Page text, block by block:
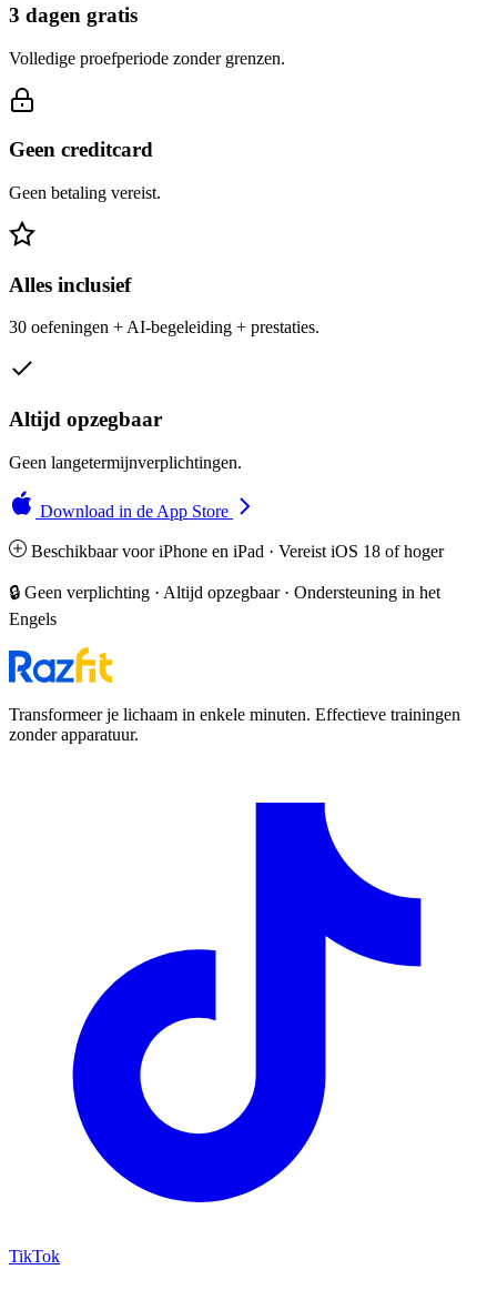
3 dagen gratis
Volledige proefperiode zonder grenzen.
Geen creditcard
Geen betaling vereist.
Alles inclusief
30 oefeningen + AI-begeleiding + prestaties.
Altijd opzegbaar
Geen langetermijnverplichtingen.
Download in de App Store
Beschikbaar voor iPhone en iPad · Vereist iOS 18 of hoger
🔒 Geen verplichting · Altijd opzegbaar · Ondersteuning in het
Engels
Transformeer je lichaam in enkele minuten. Effectieve trainingen
zonder apparatuur.
TikTok